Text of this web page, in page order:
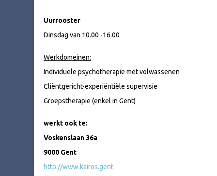
Uurrooster
Dinsdag van 10.00 -16.00
Werkdomeinen:
Individuele psychotherapie met volwassenen
Cliëntgericht-experiëntiële supervisie
Groepstherapie (enkel in Gent)
werkt ook te:
Voskenslaan 36a
9000 Gent
http://www.kairos.gent